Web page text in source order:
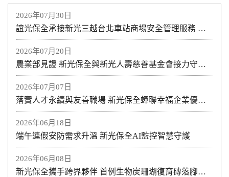
2026年07月30日
誼光保全承接新光三越台北車站商場安全管理服務 攜手打造安心、安全的商場環境 專業維安服務進駐 提供全方位商場安全管理
2026年07月20日
農業部見證 新光保全與新光人壽慈善基金會接力守護土地與海洋
2026年07月07日
落實人才永續與友善職場 新光保全蟬聯幸福企業優質獎
2026年06月18日
端午連假安防需求升溫 新光保全AI監控智慧守護
2026年06月08日
新光保全攜手跨界夥伴 首例生物炭珊瑚復育磚落腳澎湖